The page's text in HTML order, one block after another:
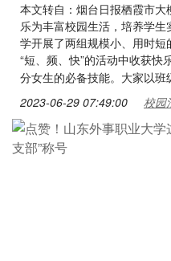
本文转自：烟台日报栖霞市大
乐为丰富校园生活，培养学
学开展了两组规模小、用时短
“短、频、快”的活动中收获
分女生的必备技能。大家以班
2023-06-29 07:49:00 校园